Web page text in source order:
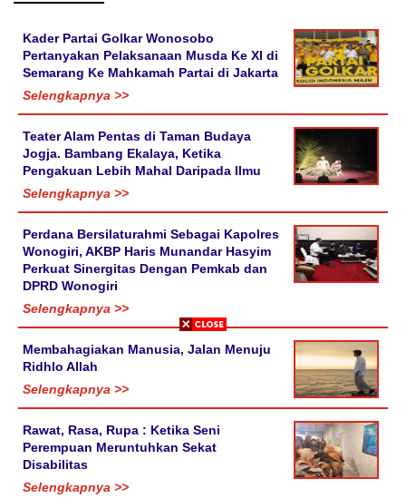
Kader Partai Golkar Wonosobo
Pertanyakan Pelaksanaan Musda Ke XI di
Semarang Ke Mahkamah Partai di Jakarta
Selengkapnya >>
Teater Alam Pentas di Taman Budaya
Jogja. Bambang Ekalaya, Ketika
Pengakuan Lebih Mahal Daripada Ilmu
Selengkapnya >>
Perdana Bersilaturahmi Sebagai Kapolres
Wonogiri, AKBP Haris Munandar Hasyim
Perkuat Sinergitas Dengan Pemkab dan
DPRD Wonogiri
Selengkapnya >>
Membahagiakan Manusia, Jalan Menuju
Ridhlo Allah
Selengkapnya >>
Rawat, Rasa, Rupa : Ketika Seni
Perempuan Meruntuhkan Sekat
Disabilitas
Selengkapnya >>